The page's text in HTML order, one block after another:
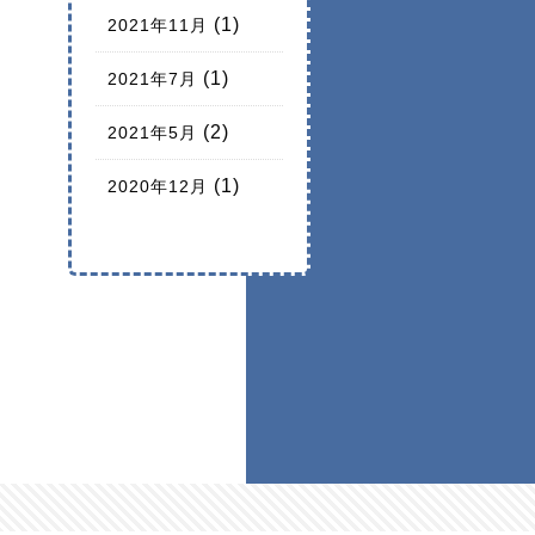
2021年11月 (1)
2021年7月 (1)
2021年5月 (2)
2020年12月 (1)